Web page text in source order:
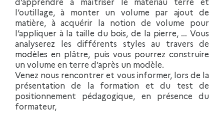
l’outillage, à monter un volume par ajout de
matière, à acquérir la notion de volume pour
l’appliquer à la taille du bois, de la pierre, … Vous
analyserez les différents styles au travers de
modèles en plâtre, puis vous pourrez construire
un volume en terre d’après un modèle.
Venez nous rencontrer et vous informer, lors de la
présentation de la formation et du test de
positionnement pédagogique, en présence du
formateur,